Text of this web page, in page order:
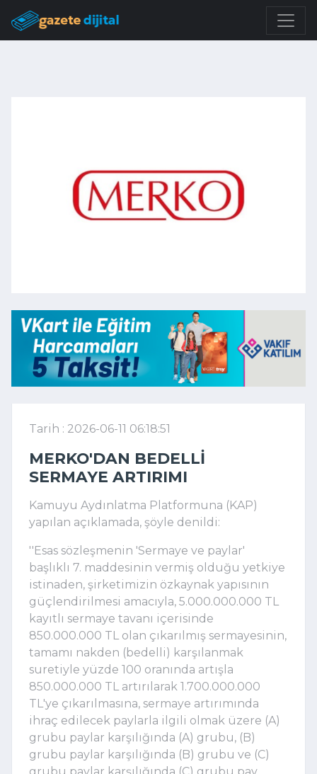
Tarih : 2026-06-11 06:18:51
MERKO'DAN BEDELLI
SERMAYE ARTIRIMI
Kamuyu Aydınlatma Platformuna (KAP)
yapılan açıklamada, şöyle denildi:
''Esas sözleşmenin 'Sermaye ve paylar'
başlıklı 7. maddesinin vermiş olduğu yetkiye
istinaden, şirketimizin özkaynak yapısının
güçlendirilmesi amacıyla, 5.000.000.000 TL
kayıtlı sermaye tavanı içerisinde
850.000.000 TL olan çıkarılmış sermayesinin,
tamamı nakden (bedelli) karşılanmak
suretiyle yüzde 100 oranında artışla
850.000.000 TL artırılarak 1.700.000.000
TL'ye çıkarılmasına, sermaye artırımında
ihraç edilecek paylarla ilgili olmak üzere (A)
grubu paylar karşılığında (A) grubu, (B)
grubu paylar karşılığında (B) grubu ve (C)
grubu paylar karşılığında (C) grubu pay